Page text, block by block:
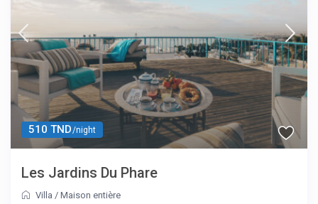
510 TND/night
Les Jardins Du Phare
Villa /Maison entière